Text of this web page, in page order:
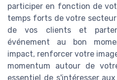
participer en fonction de
temps forts de votre
de vos clients et
événement au bon
impact, renforcer votre
momentum autour de
essentiel de s'intéresser